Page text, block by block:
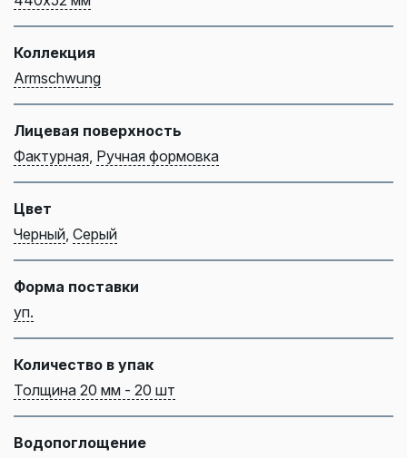
Коллекция
Armschwung
Лицевая поверхность
Фактурная, Ручная формовка
Цвет
Черный, Серый
Форма поставки
уп.
Количество в упак
Толщина 20 мм - 20 шт
Водопоглощение